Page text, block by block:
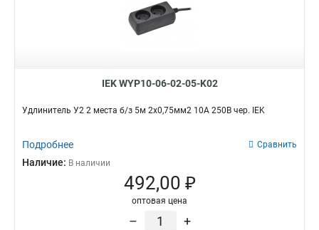
IEK WYP10-06-02-05-K02
Удлинитель У2 2 места б/з 5м 2х0,75мм2 10А 250В чер. IEK
Подробнее Сравнить
Наличие: В наличии
492,00 ₽
оптовая цена
– +